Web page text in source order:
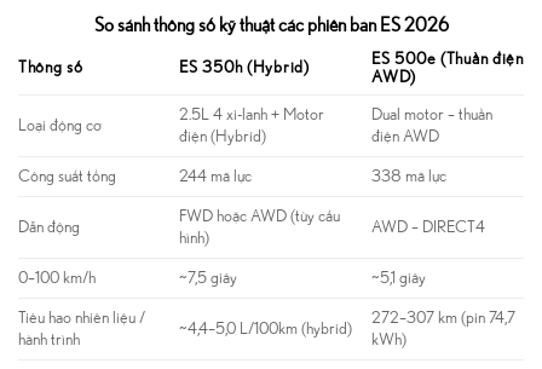
So sánh thông số kỹ thuật các phiên bản ES 2026
Thông số ES 350h (Hybrid)
ES 500e (Thuần điện
AWD)
Loại động cơ
2.5L 4 xi-lanh + Motor
điện (Hybrid)
Dual motor – thuần
điện AWD
Công suất tổng 244 mã lực 338 mã lực
Dẫn động
FWD hoặc AWD (tùy cấu
hình)
AWD – DIRECT4
0–100 km/h ~7,5 giây ~5,1 giây
Tiêu hao nhiên liệu /
hành trình
~4,4–5,0 L/100km (hybrid)
272–307 km (pin 74,7
kWh)